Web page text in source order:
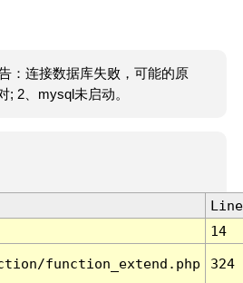
：连接数据库失败，可能的原
; 2、mysql未启动。
Line
14
function_extend.php 324